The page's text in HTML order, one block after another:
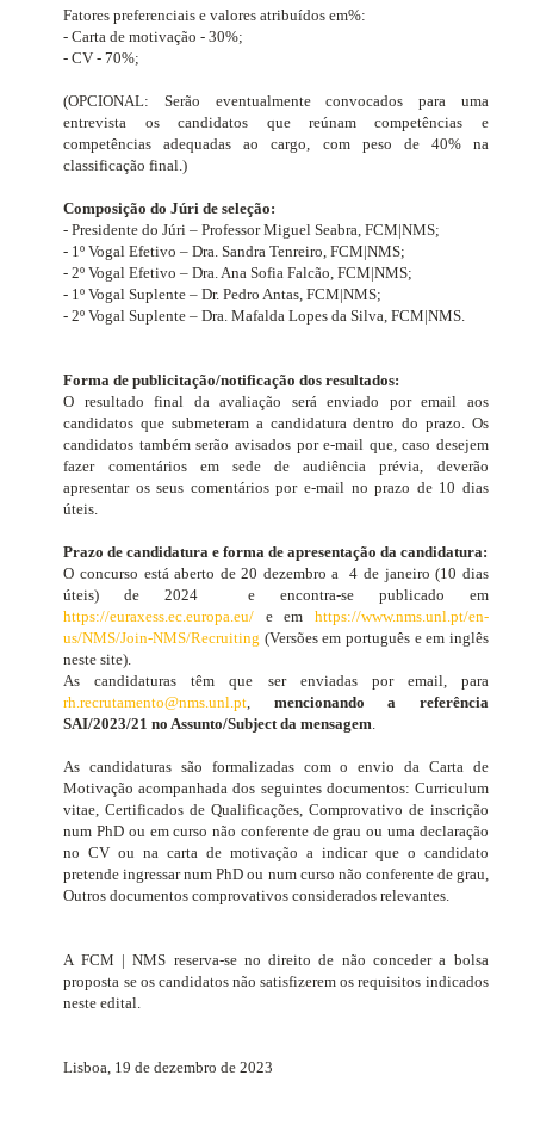
Fatores preferenciais e valores atribuídos em%:
- Carta de motivação - 30%;
- CV - 70%;
(OPCIONAL: Serão eventualmente convocados para uma
entrevista os candidatos que reúnam competências e
competências adequadas ao cargo, com peso de 40% na
classificação final.)
Composição do Júri de seleção:
- Presidente do Júri –Professor Miguel Seabra, FCM|NMS;
- 1º Vogal Efetivo – Dra. Sandra Tenreiro, FCM|NMS;
- 2º Vogal Efetivo – Dra. Ana Sofia Falcão, FCM|NMS;
- 1º Vogal Suplente – Dr. Pedro Antas, FCM|NMS;
- 2º Vogal Suplente – Dra. Mafalda Lopes da Silva, FCM|NMS.
Forma de publicitação/notificação dos resultados:
O resultado final da avaliação será enviado por email aos
candidatos que submeteram a candidatura dentro do prazo. Os
candidatos também serão avisados ​​por e-mail que, caso desejem
fazer comentários em sede de audiência prévia, deverão
apresentar os seus comentários por e-mail no prazo de 10 dias
úteis.
Prazo de candidatura e forma de apresentação da candidatura:
O concurso está aberto de 20 dezembro a
4 de janeiro(10 dias
úteis) de 2024
e encontra-se publicado em
https://euraxess.ec.europa.eu/ e em https://www.nms.unl.pt/en-
us/NMS/Join-NMS/Recruiting (Versões em português e em inglês
neste site).
As candidaturas têm que ser enviadas por email, para
rh.recrutamento@nms.unl.pt, mencionando a referência
SAI/2023/21 no Assunto/Subject da mensagem.
As candidaturas são formalizadas com o envio da Carta de
Motivação acompanhada dos seguintes documentos: Curriculum
vitae, Certificados de Qualificações, Comprovativo de inscrição
num PhD ou em curso não conferente de grau ou uma declaração
no CV ou na carta de motivação a indicar que o candidato
pretende ingressar num PhD ou num curso não conferente de grau,
Outros documentos comprovativos considerados relevantes.
A FCM | NMS reserva-se no direito de não conceder a bolsa
proposta se os candidatos não satisfizerem os requisitos indicados
neste edital.
Lisboa, 19 de dezembro de 2023